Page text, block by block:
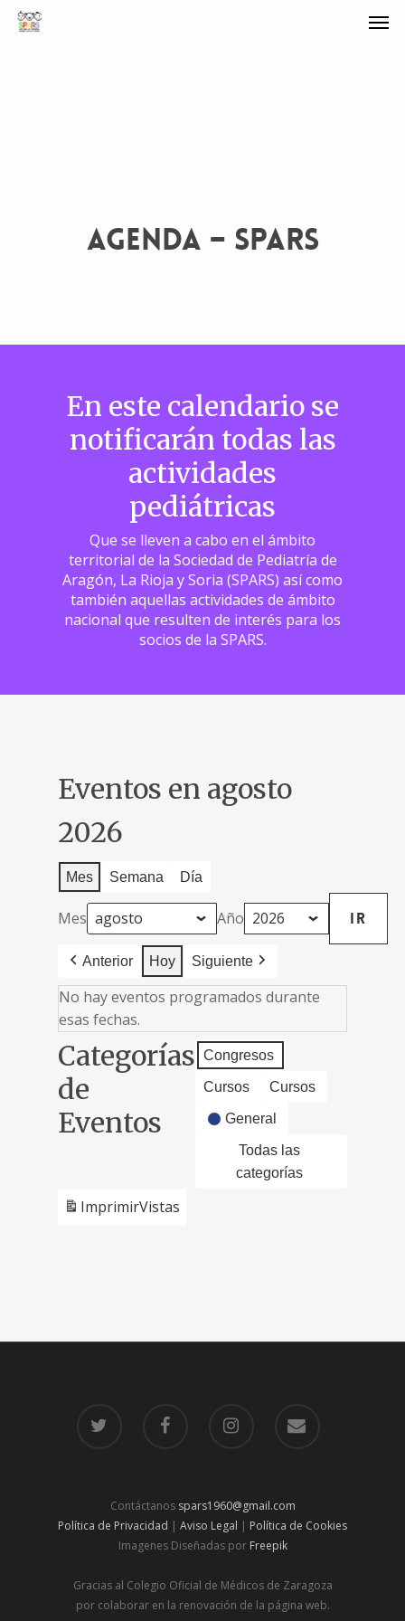
AGENDA – SPARS
En este calendario se
notificarán todas las
actividades
pediátricas
Que se lleven a cabo en el ámbito
territorial de la Sociedad de Pediatría de
Aragón, La Rioja y Soria (SPARS) así como
también aquellas actividades de ámbito
nacional que resulten de interés para los
socios de la SPARS.
Eventos en agosto
2026
Mes Semana Día
Mes Año
Anterior Hoy Siguiente
No hay eventos programados durante
esas fechas.
Categorías
de
Eventos
Congresos
Cursos Cursos
General
Todas las
categorías
ImprimirVistas
Contáctanos spars1960@gmail.com
Política de Privacidad | Aviso Legal | Política de Cookies
Imagenes Diseñadas por Freepik
Gracias al Colegio Oficial de Médicos de Zaragoza
por colaborar en la renovación de la página web.